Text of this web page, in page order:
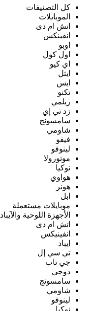
كل التصنيفات
الموبايلات
اتش ام دى
انفينكس
اوبو
اول كول
اي كيو
ايتل
ايس
تكنو
ريلمي
زد تي إي
سامسونج
شاومي
فيفو
لينوفو
موتورولا
نوكيا
هواوي
هونر
ابل
موبايلات مستعملة
الأجهزة اللوحية والآيباد
اتش ام دى
انفينيكس
ايباد
تي سي إل
جي تاب
دوجى
سامسونج
شاومي
لينوفو